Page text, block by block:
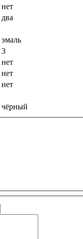
нет
два
эмаль
3
нет
нет
нет
чёрный